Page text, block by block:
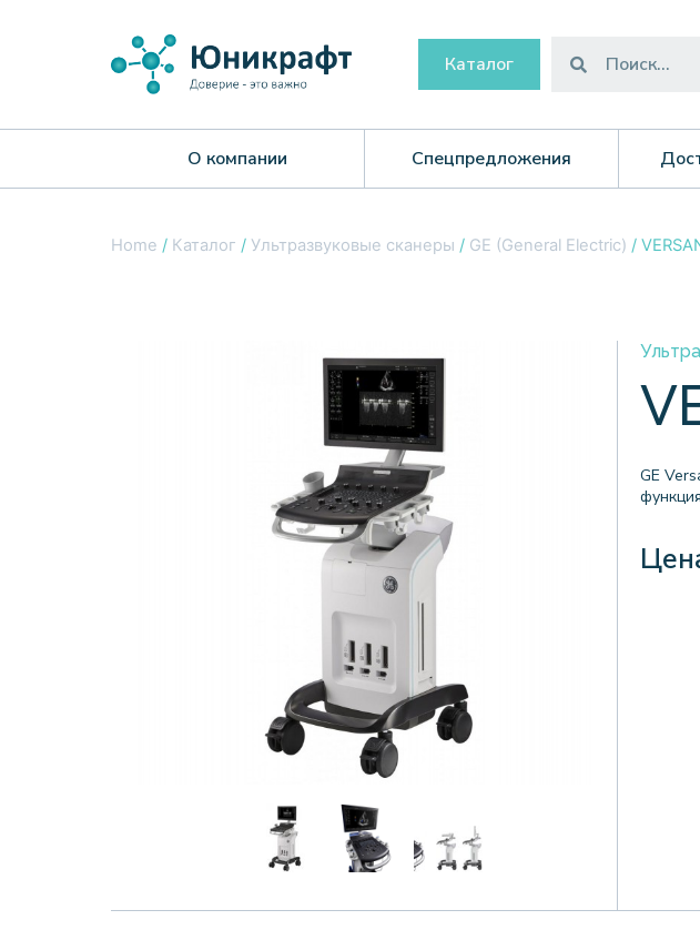
Каталог
О компании Спецпредложения
Home / Каталог / Ультразвуковые сканеры / GE (General Electric) /
GE